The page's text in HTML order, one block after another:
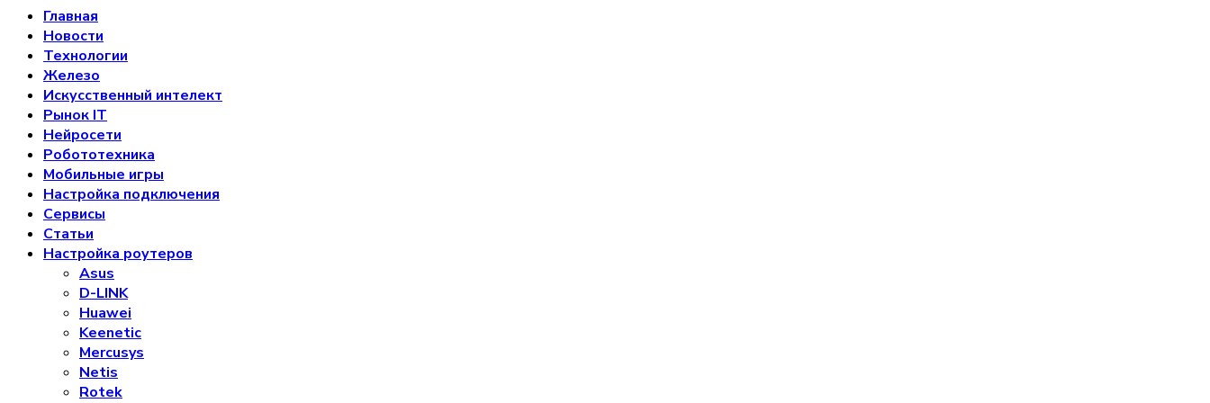
Главная
Новости
Технологии
Железо
Искусственный интелект
Рынок IT
Нейросети
Робототехника
Мобильные игры
Настройка подключения
Сервисы
Статьи
Настройка роутеров
Asus
D-LINK
Huawei
Keenetic
Mercusys
Netis
Rotek